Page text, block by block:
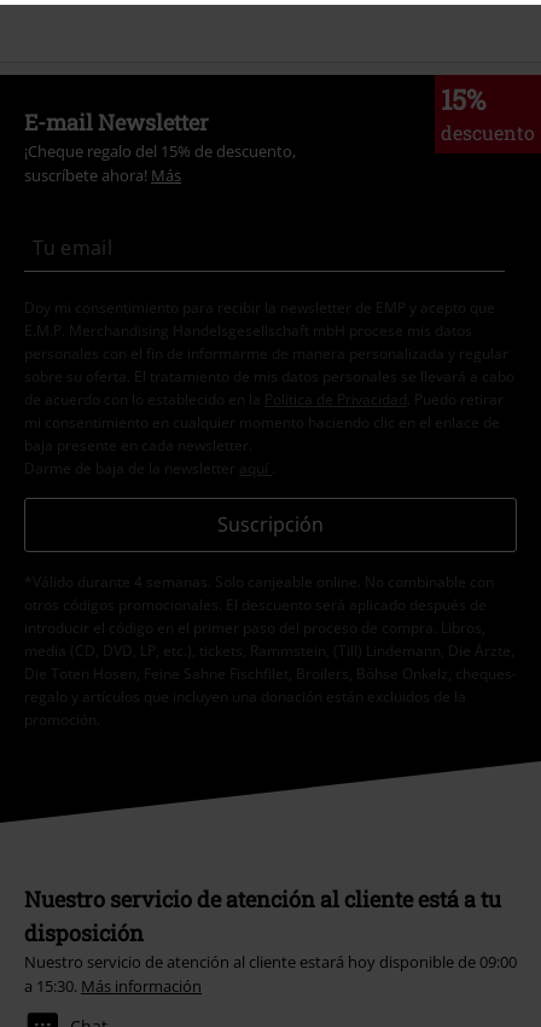
15%
descuento
E-mail Newsletter
¡Cheque regalo del 15% de descuento,
suscríbete ahora! Más
Doy mi consentimiento para recibir la newsletter de EMP y acepto que
E.M.P. Merchandising Handelsgesellschaft mbH procese mis datos
personales con el fin de informarme de manera personalizada y regular
sobre su oferta. El tratamiento de mis datos personales se llevará a cabo
de acuerdo con lo establecido en la
Política de Privacidad . Puedo retirar
mi consentimiento en cualquier momento haciendo clic en el enlace de
baja presente en cada newsletter.
Darme de baja de la newsletter
aquí
Suscripción
*Válido durante 4 semanas. Solo canjeable online. No combinable con
otros códigos promocionales. El descuento será aplicado después de
introducir el código en el primer paso del proceso de compra. Libros,
media (CD, DVD, LP, etc.), tickets, Rammstein, (Till) Lindemann, Die Ärzte,
Die Toten Hosen, Feine Sahne Fischfilet, Broilers, Böhse Onkelz, cheques-
regalo y artículos que incluyen una donación están excluidos de la
promoción.
Nuestro servicio de atención al cliente está a tu
disposición
Nuestro servicio de atención al cliente estará hoy disponible de 09:00
a 15:30. Más información